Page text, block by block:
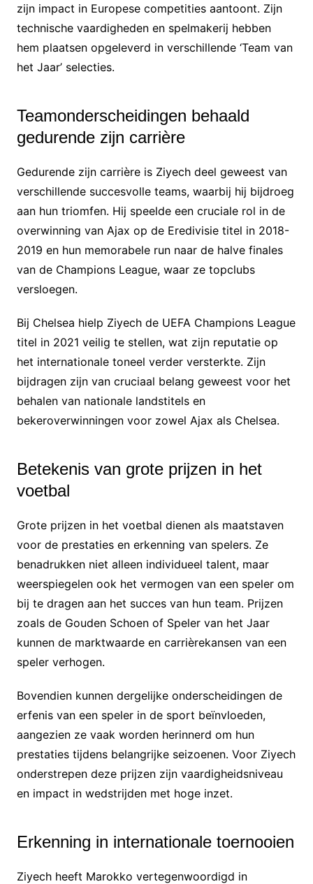
zijn impact in Europese competities aantoont. Zijn
technische vaardigheden en spelmakerij hebben
hem plaatsen opgeleverd in verschillende ‘Team van
het Jaar’ selecties.
Teamonderscheidingen behaald
gedurende zijn carrière
Gedurende zijn carrière is Ziyech deel geweest van
verschillende succesvolle teams, waarbij hij bijdroeg
aan hun triomfen. Hij speelde een cruciale rol in de
overwinning van Ajax op de Eredivisie titel in 2018-
2019 en hun memorabele run naar de halve finales
van de Champions League, waar ze topclubs
versloegen.
Bij Chelsea hielp Ziyech de UEFA Champions League
titel in 2021 veilig te stellen, wat zijn reputatie op
het internationale toneel verder versterkte. Zijn
bijdragen zijn van cruciaal belang geweest voor het
behalen van nationale landstitels en
bekeroverwinningen voor zowel Ajax als Chelsea.
Betekenis van grote prijzen in het
voetbal
Grote prijzen in het voetbal dienen als maatstaven
voor de prestaties en erkenning van spelers. Ze
benadrukken niet alleen individueel talent, maar
weerspiegelen ook het vermogen van een speler om
bij te dragen aan het succes van hun team. Prijzen
zoals de Gouden Schoen of Speler van het Jaar
kunnen de marktwaarde en carrièrekansen van een
speler verhogen.
Bovendien kunnen dergelijke onderscheidingen de
erfenis van een speler in de sport beïnvloeden,
aangezien ze vaak worden herinnerd om hun
prestaties tijdens belangrijke seizoenen. Voor Ziyech
onderstrepen deze prijzen zijn vaardigheidsniveau
en impact in wedstrijden met hoge inzet.
Erkenning in internationale toernooien
Ziyech heeft Marokko vertegenwoordigd in